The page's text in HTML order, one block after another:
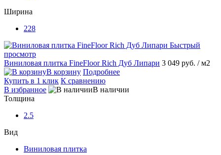
Ширина
228
Быстрый
просмотр
Виниловая плитка FineFloor Rich Дуб Липари 3 049 руб. / м2
В корзину Подробнее
Купить в 1 клик К сравнению
В избранное
В наличии
Толщина
2.5
Вид
Виниловая плитка